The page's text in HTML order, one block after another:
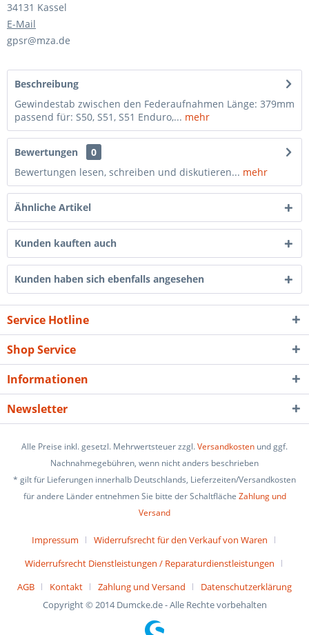
34131 Kassel
E-Mail
gpsr@mza.de
Beschreibung
Gewindestab zwischen den Federaufnahmen Länge: 379mm
passend für: S50, S51, S51 Enduro,... mehr
Bewertungen
0
Bewertungen lesen, schreiben und diskutieren... mehr
Ähnliche Artikel
Kunden kauften auch
Kunden haben sich ebenfalls angesehen
Service Hotline
Shop Service
Informationen
Newsletter
Alle Preise inkl. gesetzl. Mehrwertsteuer zzgl.Versandkosten und ggf.
Nachnahmegebühren, wenn nicht anders beschrieben
* gilt für Lieferungen innerhalb Deutschlands, Lieferzeiten/Versandkosten
für andere Länder entnehmen Sie bitte der Schaltfläche Zahlung und
Versand
Impressum
Widerrufsrecht für den Verkauf von Waren
Widerrufsrecht Dienstleistungen / Reparaturdienstleistungen
AGB
Kontakt Zahlung und Versand
Datenschutzerklärung
Copyright © 2014 Dumcke.de - Alle Rechte vorbehalten